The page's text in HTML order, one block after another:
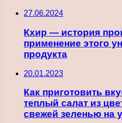
27.06.2024
Кхир — история
применение этого
продукта
20.01.2023
Как приготовить
теплый салат из
свежей зеленью на